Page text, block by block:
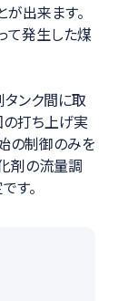
出来ます。
て発生した煤
タンク間に取
の打ち上げ実
の制御のみを
剤の流量調
す。